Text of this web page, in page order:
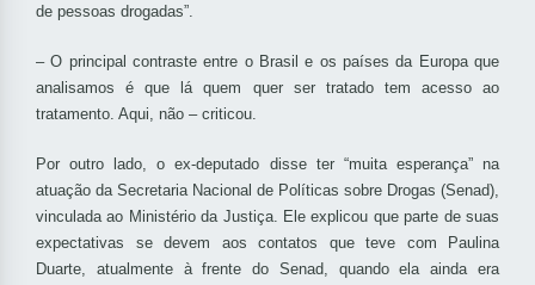
de pessoas drogadas”.
– O principal contraste entre o Brasil e os países da Europa que
analisamos é que lá quem quer ser tratado tem acesso ao
tratamento. Aqui, não – criticou.
Por outro lado, o ex-deputado disse ter “muita esperança” na
atuação da Secretaria Nacional de Políticas sobre Drogas (Senad),
vinculada ao Ministério da Justiça. Ele explicou que parte de suas
expectativas se devem aos contatos que teve com Paulina
Duarte, atualmente à frente do Senad, quando ela ainda era